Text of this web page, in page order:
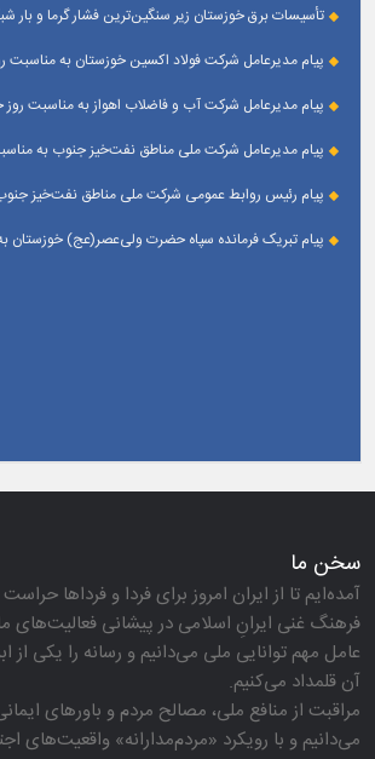
تأسیسات برق خوزستان زیر سنگین‌ترین فشار گرما و بار
پیام مدیرعامل شرکت فولاد اکسین خوزستان به مناسبت
پیام مدیرعامل شرکت آب و فاضلاب اهواز به مناسبت روز
پیام مدیرعامل شركت ملی مناطق نفت‌خیز جنوب به
پیام رئیس روابط عمومی شركت ملی مناطق نفت‌خیز
پیام تبریک فرمانده سپاه حضرت ولی‌عصر(عج) خوزستان
سخن ما
آمده‌ایم تا از ایران امروز برای فردا و فرداها
فرهنگ غنی ایرانِ اسلامی در پیشانی فعالیت‌های ما
عامل مهم توانایی ملی می‌دانیم و رسانه را یكی
آن قلمداد می‌كنیم.
مراقبت از منافع ملی، مصالح مردم و باورهای
می‌دانیم و با رویكرد «مردم‌مدارانه‌» واقعیت‌های